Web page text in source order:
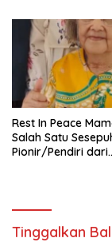
Rest In Peace
Salah Satu
Pionir/Pendiri dari
Kasih Allah.
Tinggalkan